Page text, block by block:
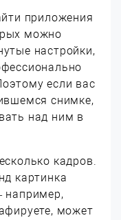
приложения
можно
настройки,
если вас
снимке,
над ним в
кадров.
картинка
например,
может